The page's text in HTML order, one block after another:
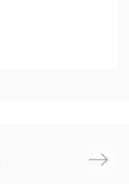
Next